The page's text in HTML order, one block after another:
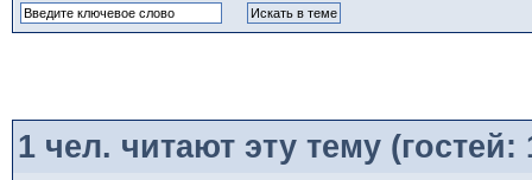
1чел. читают эту тему